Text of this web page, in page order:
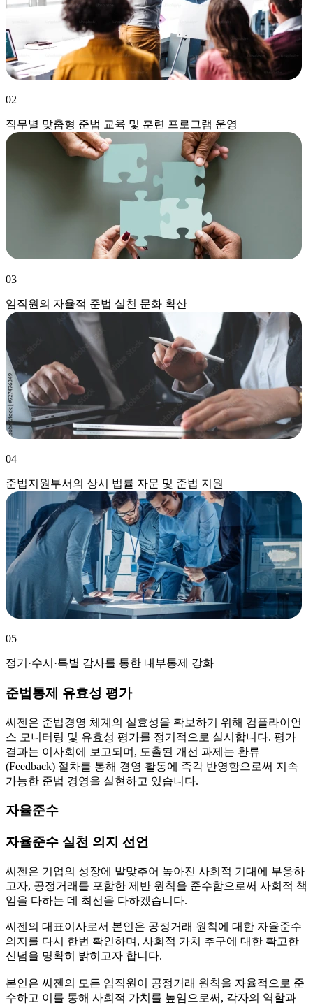
02
직무별 맞춤형 준법 교육 및 훈련 프로그램 운영
03
임직원의 자율적 준법 실천 문화 확산
04
준법지원부서의 상시 법률 자문 및 준법 지원
05
정기·수시·특별 감사를 통한 내부통제 강화
준법통제 유효성 평가
씨젠은 준법경영 체계의 실효성을 확보하기 위해 컴플라이언
스 모니터링 및 유효성 평가를 정기적으로 실시합니다. 평가
결과는 이사회에 보고되며, 도출된 개선 과제는 환류
(Feedback) 절차를 통해 경영 활동에 즉각 반영함으로써 지속
가능한 준법 경영을 실현하고 있습니다.
자율준수
자율준수 실천 의지 선언
씨젠은 기업의 성장에 발맞추어 높아진 사회적 기대에 부응하
고자, 공정거래를 포함한 제반 원칙을 준수함으로써 사회적 책
임을 다하는 데 최선을 다하겠습니다.
씨젠의 대표이사로서 본인은 공정거래 원칙에 대한 자율준수
의지를 다시 한번 확인하며, 사회적 가치 추구에 대한 확고한
신념을 명확히 밝히고자 합니다.
본인은 씨젠의 모든 임직원이 공정거래 원칙을 자율적으로 준
수하고 이를 통해 사회적 가치를 높임으로써, 각자의 역할과